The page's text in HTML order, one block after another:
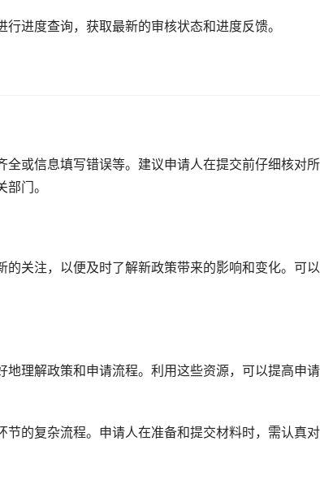
进度查询，获取最新的审核状态和进度反馈。
或信息填写错误等。建议申请人在提交前仔细核对
门。
关注，以便及时了解新政策带来的影响和变化。可
理解政策和申请流程。利用这些资源，可以提高申
的复杂流程。申请人在准备和提交材料时，需认真